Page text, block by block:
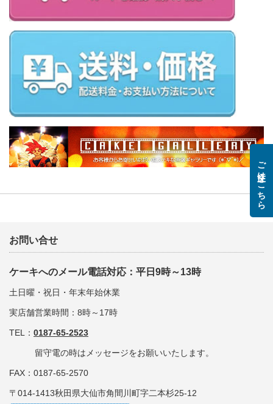
お問い合せ
ケーキへのメール電話対応：平日9時～13時
土日曜・祝日・年末年始休業
実店舗営業時間：8時～17時
TEL： 0187-65-2523
留守電の時はメッセージをお願いいたします。
FAX：0187-65-2570
〒014-1413秋田県大仙市角間川町字二本杉25-12
ご注文はこちら